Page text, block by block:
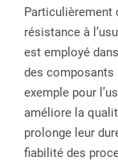
Particulièrement
résistance à
est employé
des composants
exemple pour
améliore la
prolonge leur
fiabilité des